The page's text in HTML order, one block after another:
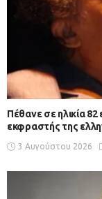
Πέθανε σε ηλικία
εκφραστής της
3 Αυγούστου 2026